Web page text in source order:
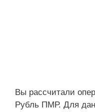
Вы рассчитали
Рубль ПМР. Для